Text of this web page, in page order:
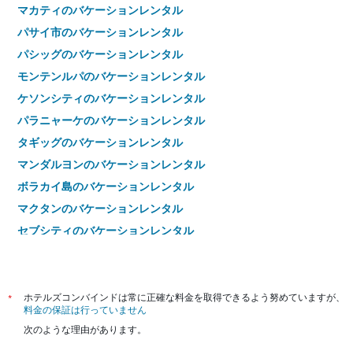
マカティのバケーションレンタル
パサイ市のバケーションレンタル
パシッグのバケーションレンタル
モンテンルパのバケーションレンタル
ケソンシティのバケーションレンタル
パラニャーケのバケーションレンタル
タギッグのバケーションレンタル
マンダルヨンのバケーションレンタル
ボラカイ島のバケーションレンタル
マクタンのバケーションレンタル
セブシティのバケーションレンタル
*
ホテルズコンバインドは常に正確な料金を取得できるよう努めていますが、
料金の保証は行っていません
次のような理由があります。